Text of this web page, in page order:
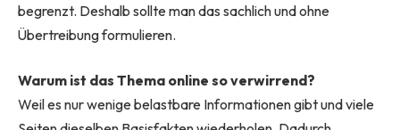
begrenzt. Deshalb sollte man das sachlich und ohne
Übertreibung formulieren.
Warum ist das Thema online so verwirrend?
Weil es nur wenige belastbare Informationen gibt und viele